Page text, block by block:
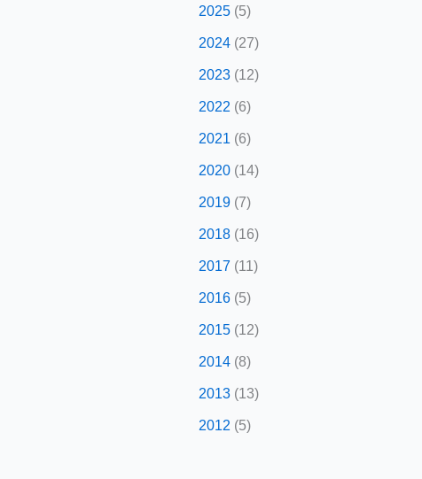
2025 (5)
2024 (27)
2023 (12)
2022 (6)
2021 (6)
2020 (14)
2019 (7)
2018 (16)
2017 (11)
2016 (5)
2015 (12)
2014 (8)
2013 (13)
2012 (5)